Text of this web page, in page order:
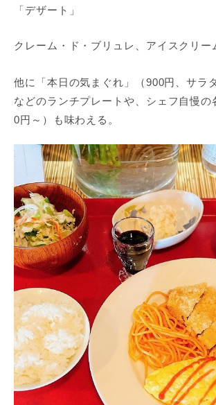
「デザート」
クレーム・ド・ブリュレ、アイスクリー
他に「本日の気まぐれ」（900円、サラ
などのランチプレートや、シェフ自慢の
0円～）も味わえる。